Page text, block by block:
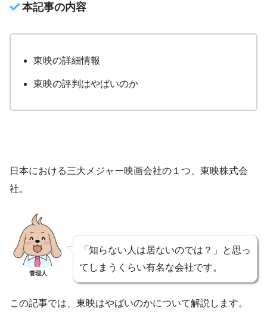
本記事の内容
東映の詳細情報
東映の評判はやばいのか
日本における三大メジャー映画会社の１つ、東映株式会
社。
管理人
「知らない人は居ないのでは？」と思っ
てしまうくらい有名な会社です。
この記事では、東映はやばいのかについて解説します。